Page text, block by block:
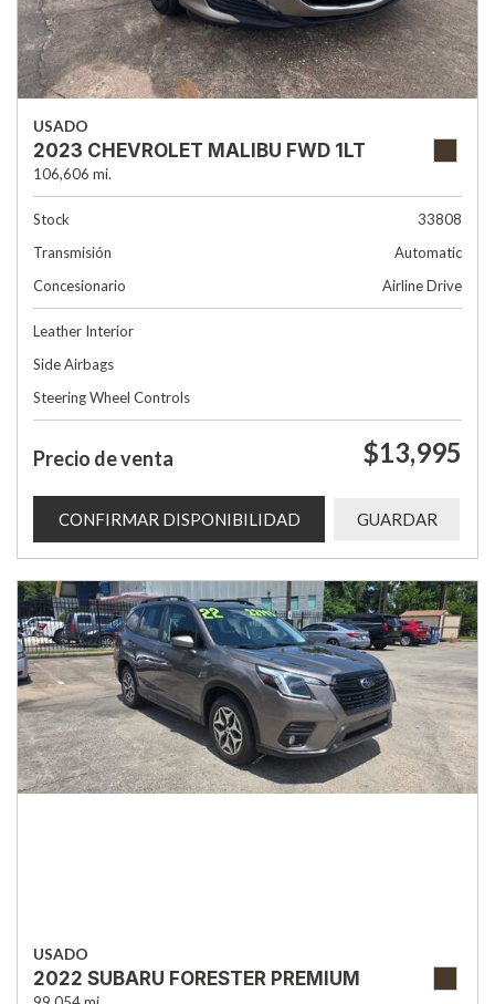
USADO
2023 CHEVROLET MALIBU FWD 1LT
106,606 mi.
Stock
33808
Transmisión
Automatic
Concesionario
Airline Drive
Leather Interior
Side Airbags
Steering Wheel Controls
Precio de venta $13,995
CONFIRMAR DISPONIBILIDAD GUARDAR
USADO
2022 SUBARU FORESTER PREMIUM